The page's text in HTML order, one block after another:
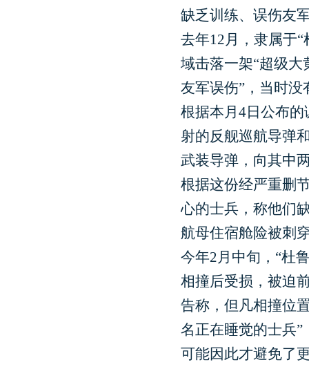
缺乏训练、误伤友
去年12月，隶属于
域击落一架“超级大
友军误伤”，当时
根据本月4日公布
射的反舰巡航导弹
武装导弹，向其中
根据这份经严重删
心的士兵，称他们
航母住宿舱险被刺
今年2月中旬，“杜
相撞后受损，被迫
告称，但凡相撞位
名正在睡觉的士兵
可能因此才避免了